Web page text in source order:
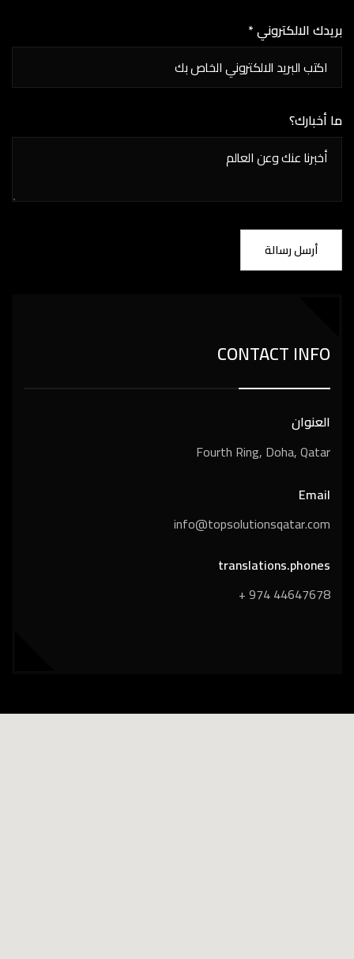
بريدك الالكتروني *
ما أخبارك؟
CONTACT INFO
العنوان
Fourth Ring, Doha, Qatar
Email
info@topsolutionsqatar.com
translations.phones
44647678 974 +